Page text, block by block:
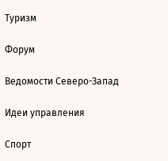
Туризм
Форум
Ведомости Северо-Запад
Идеи управления
Спорт